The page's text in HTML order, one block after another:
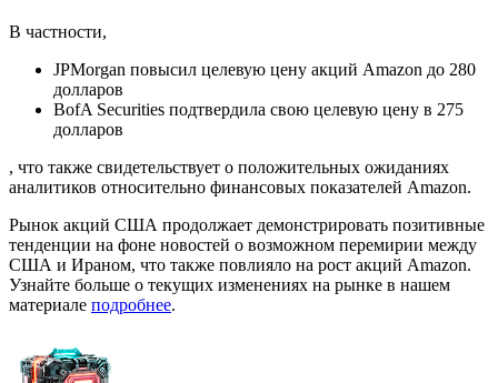
В частности,
JPMorgan повысил целевую цену акций Amazon до 280
долларов
BofA Securities подтвердила свою целевую цену в 275
долларов
, что также свидетельствует о положительных ожиданиях
аналитиков относительно финансовых показателей Amazon.
Рынок акций США продолжает демонстрировать позитивные
тенденции на фоне новостей о возможном перемирии между
США и Ираном, что также повлияло на рост акций Amazon.
Узнайте больше о текущих изменениях на рынке в нашем
материале подробнее.